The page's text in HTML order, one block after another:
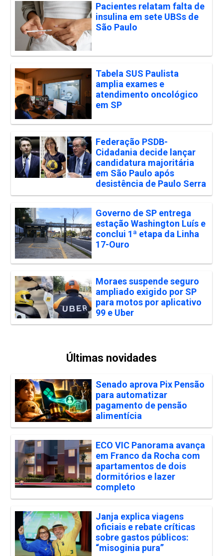
Pacientes relatam falta de
insulina em sete UBSs de
São Paulo
Tabela SUS Paulista
amplia exames e
atendimento oncológico
em SP
Federação PSDB-
Cidadania decide lançar
candidatura majoritária
em São Paulo após
desistência de Paulo Serra
Governo de SP entrega
estação Washington Luís e
conclui 1ª etapa da Linha
17-Ouro
Moraes suspende seguro
ampliado exigido por SP
para motos por aplicativo
99 e Uber
Últimas novidades
Senado aprova Pix Pensão
para automatizar
pagamento de pensão
alimentícia
ECO VIC Panorama avança
em Franco da Rocha com
apartamentos de dois
dormitórios e lazer
completo
Janja explica viagens
oficiais e rebate críticas
sobre gastos públicos:
“misoginia pura”